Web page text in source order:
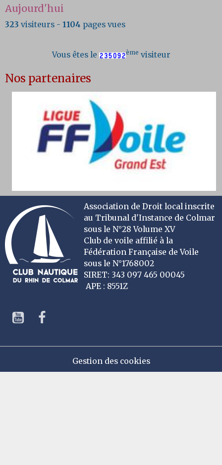
Aujourd'hui
323 visiteurs - 1104 pages vues
Vous êtes le ème visiteur
Nos partenaires
Association de Droit local inscrite
au Tribunal d'Instance de Colmar
sous le N°28 Volume XV
Club de voile affilié à la
Fédération Française de Voile
sous le N°1768002
SIRET: 343 097 465 00045
APE : 8551Z
Gestion des cookies